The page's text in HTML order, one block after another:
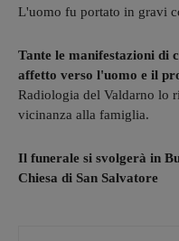
L'uomo fu portato in gravi
Tante le manifestazioni di
affetto verso l'uomo e il
Radiologia del Valdarno lo
vicinanza alla famiglia.
Il funerale si svolgerà in
Chiesa di San Salvatore